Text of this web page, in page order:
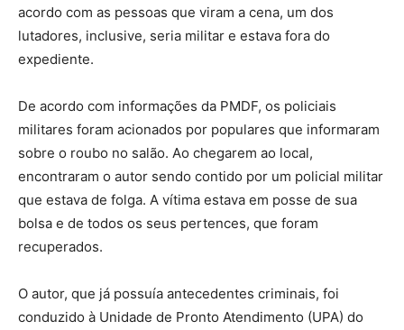
acordo com as pessoas que viram a cena, um dos
lutadores, inclusive, seria militar e estava fora do
expediente.
De acordo com informações da PMDF, os policiais
militares foram acionados por populares que informaram
sobre o roubo no salão. Ao chegarem ao local,
encontraram o autor sendo contido por um policial militar
que estava de folga. A vítima estava em posse de sua
bolsa e de todos os seus pertences, que foram
recuperados.
O autor, que já possuía antecedentes criminais, foi
conduzido à Unidade de Pronto Atendimento (UPA) do